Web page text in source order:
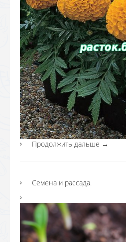
Продолжить дальше →
Семена и рассада.